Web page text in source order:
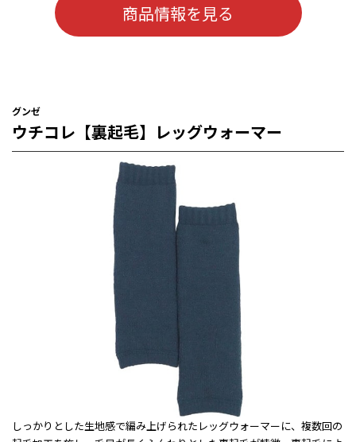
商品情報を見る
グンゼ
ウチコレ【裏起毛】レッグウォーマー
しっかりとした生地感で編み上げられたレッグウォーマーに、複数回の